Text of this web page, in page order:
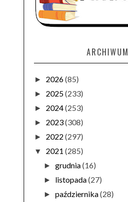
ARCHIWUM
► 2026(85)
► 2025(233)
► 2024(253)
► 2023(308)
► 2022 (297)
▼ 2021 (285)
►grudnia(16)
► listopada(27)
►października(28)